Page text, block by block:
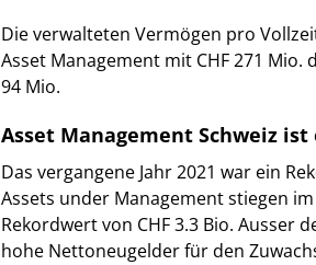
Die verwalteten Vermögen pro
Asset Management mit CHF 271
94 Mio.
Asset Management Schweiz
Das vergangene Jahr 2021 war ein
Assets under Management stiegen
Rekordwert von CHF 3.3 Bio. Ausser
hohe Nettoneugelder für den